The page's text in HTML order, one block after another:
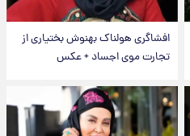
افشاگری هولناک بهنوش بختیاری از
تجارت موی اجساد + عکس